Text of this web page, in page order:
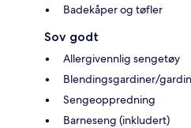
Badekåper og tøfler
Sov godt
Allergivennlig sengetøy
Blendingsgardiner/
Sengeoppredning
Barneseng (inkludert)